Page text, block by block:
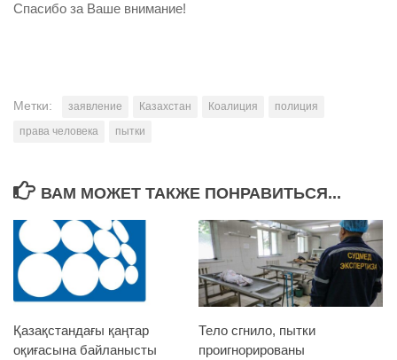
Спасибо за Ваше внимание!
Метки: заявление Казахстан Коалиция
полиция
права человека
пытки
ВАМ МОЖЕТ ТАКЖЕ ПОНРАВИТЬСЯ...
Қазақстандағы қаңтар
оқиғасына байланысты
Тело сгнило, пытки
проигнорированы